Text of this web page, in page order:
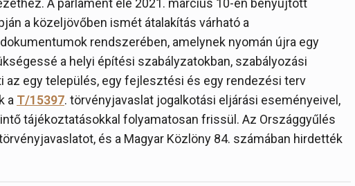
A parlament elé 2021. március 10-én benyújtott
a közeljövőben ismét átalakítás várható a
rendszerében, amelynek nyomán újra egy
a helyi építési szabályzatokban, szabályozási
az egy település, egy fejlesztési és egy rendezési terv
a T/15397. törvényjavaslat jogalkotási eljárási eseményeivel,
tájékoztatásokkal folyamatosan frissül. Az Országgyűlés
és a Magyar Közlöny 84. számában hirdették